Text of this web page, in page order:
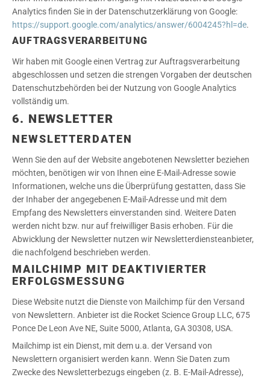
Analytics finden Sie in der Datenschutzerklärung von Google:
https://support.google.com/analytics/answer/6004245?hl=de.
AUFTRAGSVERARBEITUNG
Wir haben mit Google einen Vertrag zur Auftragsverarbeitung
abgeschlossen und setzen die strengen Vorgaben der deutschen
Datenschutzbehörden bei der Nutzung von Google Analytics
vollständig um.
6. NEWSLETTER
NEWSLETTER­DATEN
Wenn Sie den auf der Website angebotenen Newsletter beziehen
möchten, benötigen wir von Ihnen eine E-Mail-Adresse sowie
Informationen, welche uns die Überprüfung gestatten, dass Sie
der Inhaber der angegebenen E-Mail-Adresse und mit dem
Empfang des Newsletters einverstanden sind. Weitere Daten
werden nicht bzw. nur auf freiwilliger Basis erhoben. Für die
Abwicklung der Newsletter nutzen wir Newsletterdiensteanbieter,
die nachfolgend beschrieben werden.
MAILCHIMP MIT DEAKTIVIERTER
ERFOLGSMESSUNG
Diese Website nutzt die Dienste von Mailchimp für den Versand
von Newslettern. Anbieter ist die Rocket Science Group LLC, 675
Ponce De Leon Ave NE, Suite 5000, Atlanta, GA 30308, USA.
Mailchimp ist ein Dienst, mit dem u.a. der Versand von
Newslettern organisiert werden kann. Wenn Sie Daten zum
Zwecke des Newsletterbezugs eingeben (z. B. E-Mail-Adresse),